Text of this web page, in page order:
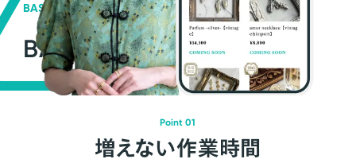
BASEの強み
BASEが強い3つの理由
Point 01
増えない作業時間